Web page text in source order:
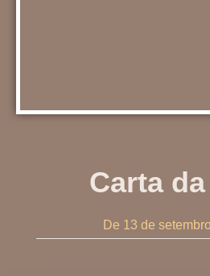
Carta
De 13 de setembro